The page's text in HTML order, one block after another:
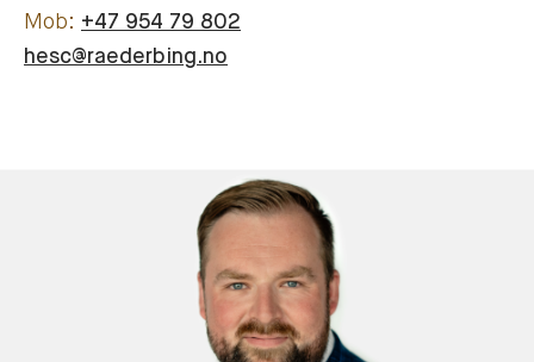
+47 954 79 802
hesc@raederbing.no